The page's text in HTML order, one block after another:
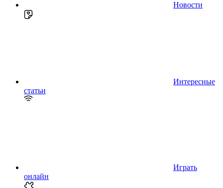
Новости
Интересные
статьи
Играть
онлайн